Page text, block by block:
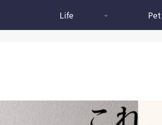
Life Pet